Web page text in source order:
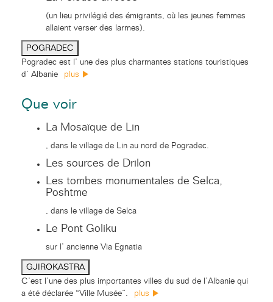
(un lieu privilégié des émigrants, où les jeunes femmes
allaient verser des larmes).
POGRADEC
Pogradec est l’ une des plus charmantes stations touristiques
d’ Albanie
plus
Que voir
La Mosaïque de Lin
, dans le village de Lin au nord de Pogradec.
Les sources de Drilon
Les tombes monumentales de Selca,
Poshtme
, dans le village de Selca
Le Pont Goliku
sur l’ ancienne Via Egnatia
GJIROKASTRA
C’est l’une des plus importantes villes du sud de l’Albanie qui
a été déclarée “Ville Musée”.
plus